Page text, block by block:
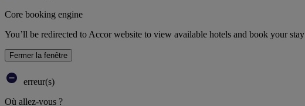
Core booking engine
You’ll be redirected to Accor website to view available hotels and book your stay
Fermer la fenêtre
erreur(s)
Où allez-vous ?